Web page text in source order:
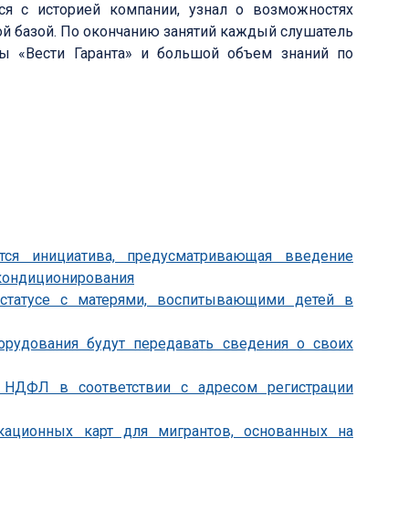
с историей компании, узнал о возможностях
базой. По окончанию занятий каждый слушатель
«Вести Гаранта» и большой объем знаний по
инициатива, предусматривающая введение
с матерями, воспитывающими детей в
будут передавать сведения о своих
в соответствии с адресом регистрации
карт для мигрантов, основанных на